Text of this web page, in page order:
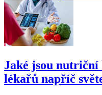
Jaké jsou nutriční
lékařů napříč